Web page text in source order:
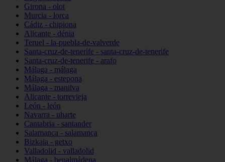
Girona - olot
Murcia - lorca
Cádiz - chipiona
Alicante - dénia
Teruel - la-puebla-de-valverde
Santa-cruz-de-tenerife - santa-cruz-de-tenerife
Santa-cruz-de-tenerife - arafo
Málaga - málaga
Málaga - estepona
Málaga - manilva
Alicante - torrevieja
León - león
Navarra - uharte
Cantabria - santander
Salamanca - salamanca
Bizkaia - getxo
Valladolid - valladolid
Málaga - benalmádena